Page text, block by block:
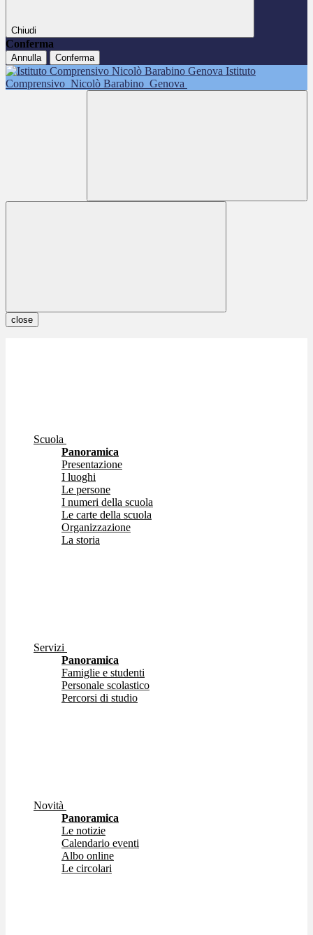
Chiudi
Conferma
Annulla Conferma
Istituto
Comprensivo Nicolò Barabino Genova
close
Scuola
Panoramica
Presentazione
I luoghi
Le persone
I numeri della scuola
Le carte della scuola
Organizzazione
La storia
Servizi
Panoramica
Famiglie e studenti
Personale scolastico
Percorsi di studio
Novità
Panoramica
Le notizie
Calendario eventi
Albo online
Le circolari